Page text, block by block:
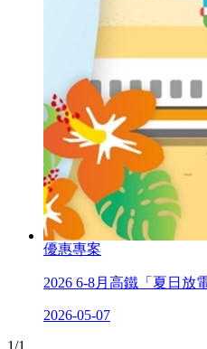
優惠專案
2026 6-8月高鐵「夏日放
2026-05-07
1/1